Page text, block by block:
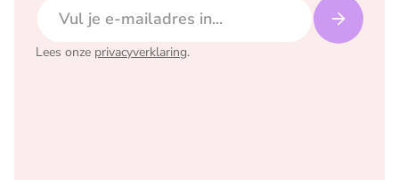
Lees onze privacyverklaring.